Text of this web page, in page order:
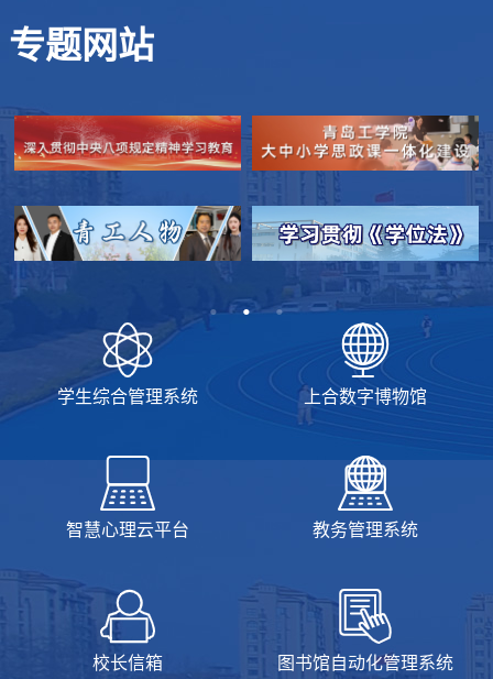
专题网站
学生综合管理系统 上合数字博物馆
智慧心理云平台 教务管理系统
校长信箱 图书馆自动化管理系统